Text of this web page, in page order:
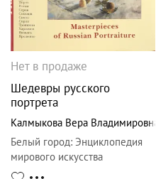
Нет в продаже
Шедевры русского
портрета
Калмыкова Вера Владимировна
Белый город: Энциклопедия
мирового искусства